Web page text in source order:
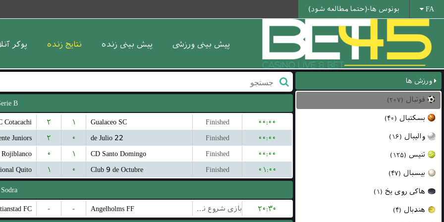
FA بونوس ها-(حتما مطالعه شود)
پیش بینی ورزشی پیش بینی زنده نتایج زنده پوکر
ورزش ها
فوتبال (۲۰۷)
بسکتبال (۴۰)
والیبال (۱۶)
تنیس (۱۲۵)
بیسبال (۴۷)
هاکی روی یخ (۱)
هندبال (۴)
B
Cotacachi ۲ ۱ Gualaceo SC Finished
۰۰:۰۰
Juniors
۲ ۰ 22 de Julio Finished
۰۰:۰۰
۰ ۱ CD Santo Domingo Finished
۰۰:۰۰
Quito
۱ ۰ Club 9 de Octubre Finished ۰۱:۰۰
FC - - Angelholms FF بازی شروع نشده است ۲۰:۳۰